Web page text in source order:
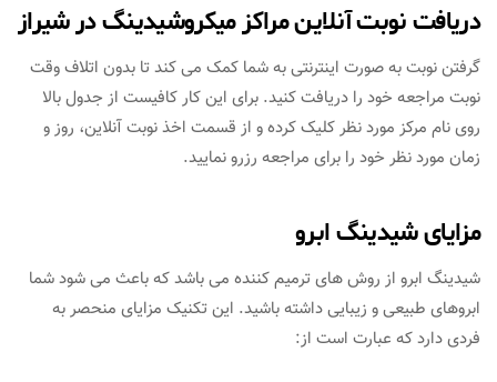
دریافت نوبت آنلاین مراکز میکروشیدینگ در شیراز
گرفتن نوبت به صورت اینترنتی به شما کمک می کند تا بدون اتلاف وقت
نوبت مراجعه خود را دریافت کنید. برای این کار کافیست از جدول بالا
روی نام مرکز مورد نظر کلیک کرده و از قسمت اخذ نوبت آنلاین، روز و
زمان مورد نظر خود را برای مراجعه رزرو نمایید.
مزایای شیدینگ ابرو
شیدینگ ابرو از روش های ترمیم کننده می باشد که باعث می شود شما
ابروهای طبیعی و زیبایی داشته باشید. این تکنیک مزایای منحصر به
فردی دارد که عبارت است از: